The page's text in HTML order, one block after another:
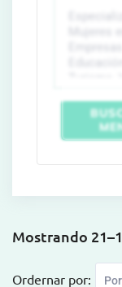
Mostrando
Ordernar por: